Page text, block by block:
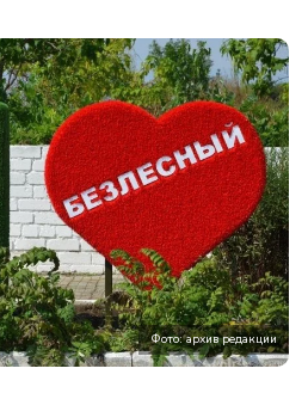
Фото: архив редакции